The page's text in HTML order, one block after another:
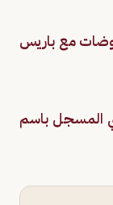
مع باريس
المسجل باسم